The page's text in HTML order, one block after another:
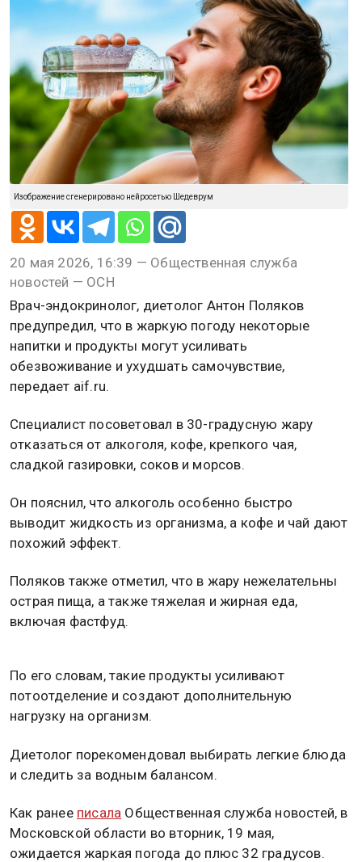
Изображение сгенерировано нейросетью Шедеврум
20 мая 2026, 16:39 — Общественная служба
новостей — ОСН
Врач-эндокринолог, диетолог Антон Поляков
предупредил, что в жаркую погоду некоторые
напитки и продукты могут усиливать
обезвоживание и ухудшать самочувствие,
передает aif.ru.
Специалист посоветовал в 30-градусную жару
отказаться от алкоголя, кофе, крепкого чая,
сладкой газировки, соков и морсов.
Он пояснил, что алкоголь особенно быстро
выводит жидкость из организма, а кофе и чай дают
похожий эффект.
Поляков также отметил, что в жару нежелательны
острая пища, а также тяжелая и жирная еда,
включая фастфуд.
По его словам, такие продукты усиливают
потоотделение и создают дополнительную
нагрузку на организм.
Диетолог порекомендовал выбирать легкие блюда
и следить за водным балансом.
Как ранее писала Общественная служба новостей, в
Московской области во вторник, 19 мая,
ожидается жаркая погода до плюс 32 градусов.